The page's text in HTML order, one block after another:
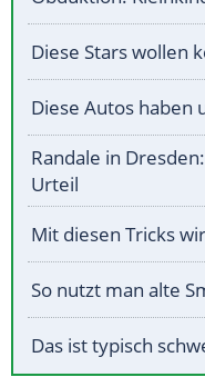
Diese Stars wollen
Diese Autos haben
Randale in
Urteil
Mit diesen Tricks
So nutzt man alte
Das ist typisch